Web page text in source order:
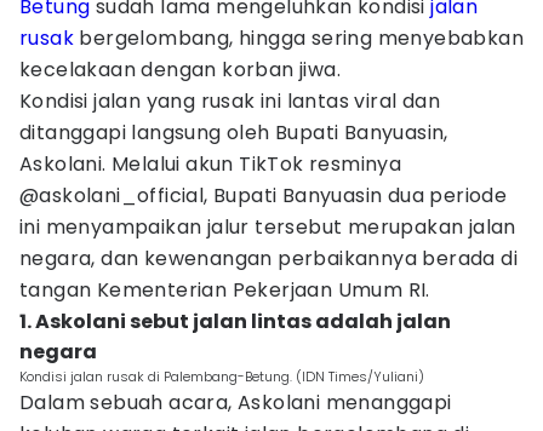
Betung sudah lama mengeluhkan kondisijalan
rusak bergelombang, hingga sering menyebabkan
kecelakaan dengan korban jiwa.
Kondisi jalan yang rusak ini lantas viral dan
ditanggapi langsung oleh Bupati Banyuasin,
Askolani. Melalui akun TikTok resminya
@askolani_official, Bupati Banyuasin dua periode
ini menyampaikan jalur tersebut merupakan jalan
negara, dan kewenangan perbaikannya berada di
tangan Kementerian Pekerjaan Umum RI.
1. Askolani sebut jalan lintas adalah jalan
negara
Kondisi jalan rusak di Palembang-Betung. (IDN Times/Yuliani)
Dalam sebuah acara, Askolani menanggapi